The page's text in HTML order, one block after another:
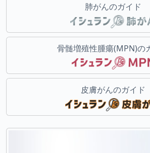
肺がんのガイド
骨髄増殖性腫瘍(MPN)の
皮膚がんのガイド